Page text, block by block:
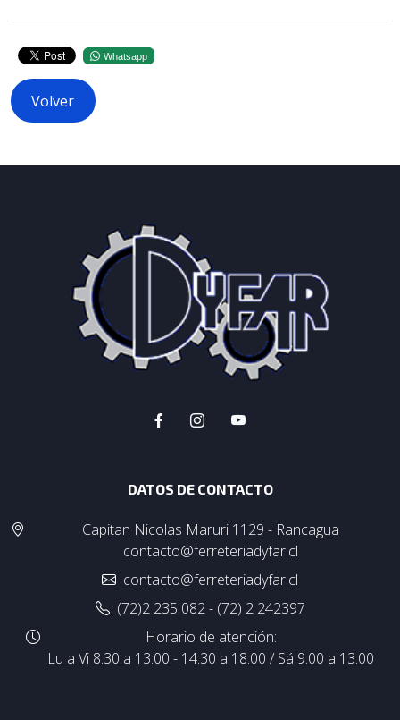
Whatsapp
Volver
DATOS DE CONTACTO
Capitan Nicolas Maruri 1129 - Rancagua
contacto@ferreteriadyfar.cl
contacto@ferreteriadyfar.cl
(72)2 235 082 - (72) 2 242397
Horario de atención:
Lu a Vi 8:30 a 13:00 - 14:30 a 18:00 / Sá 9:00 a 13:00